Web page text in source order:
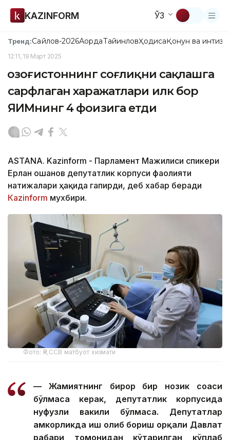
KAZINFORM ЎЗ
Тренд:Сайлов-2026АқордаТайинловҲодисаҚонун ва
12:11, 19 Март 2025
Қозоғистоннинг соғлиқни сақлашга
сарфлаган харажатлари илк бор
ЯИМнинг 4 фоизига етди
ASTANA. Kazinform - Парламент Мажилиси спикери
Ерлан Қошанов депутатлик корпуси фаолияти
натижалари ҳақида гапирди, деб хабар беради
Кazinform мухбири.
Фото: ҚР ССВ матбуот хизмати
— Жамиятнинг бирор бир нозик соҳаси
бўлмаса керак, депутатлик корпусида
нуфузли вакили бўлмаса. Депутатлар
ҳамкорликда иш олиб бориш орқали Давлат
раҳбари томонидан кўтарилган кўплаб